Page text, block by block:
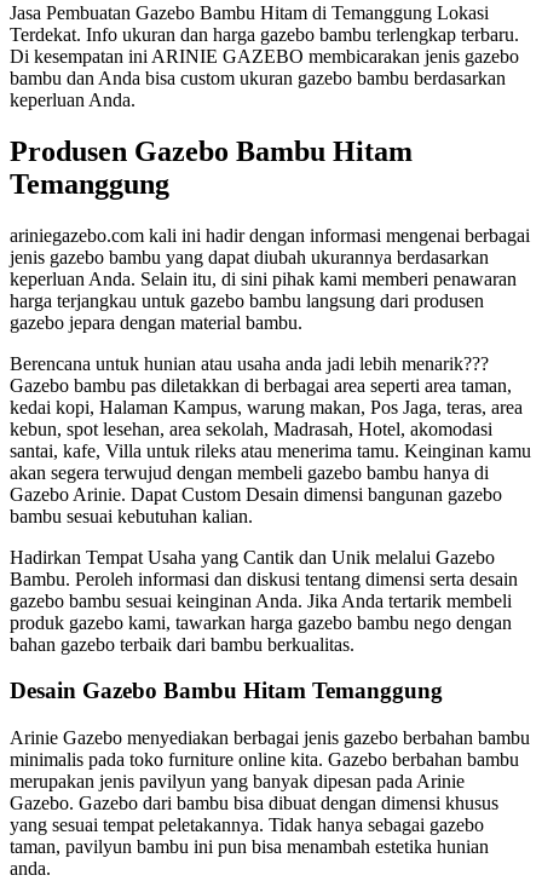
Jasa Pembuatan Gazebo Bambu Hitam di Temanggung Lokasi
Terdekat. Info ukuran dan harga gazebo bambu terlengkap terbaru.
Di kesempatan ini ARINIE GAZEBO membicarakan jenis gazebo
bambu dan Anda bisa custom ukuran gazebo bambu berdasarkan
keperluan Anda.
Produsen Gazebo Bambu Hitam
Temanggung
ariniegazebo.com kali ini hadir dengan informasi mengenai berbagai
jenis gazebo bambu yang dapat diubah ukurannya berdasarkan
keperluan Anda. Selain itu, di sini pihak kami memberi penawaran
harga terjangkau untuk gazebo bambu langsung dari produsen
gazebo jepara dengan material bambu.
Berencana untuk hunian atau usaha anda jadi lebih menarik???
Gazebo bambu pas diletakkan di berbagai area seperti area taman,
kedai kopi, Halaman Kampus, warung makan, Pos Jaga, teras, area
kebun, spot lesehan, area sekolah, Madrasah, Hotel, akomodasi
santai, kafe, Villa untuk rileks atau menerima tamu. Keinginan kamu
akan segera terwujud dengan membeli gazebo bambu hanya di
Gazebo Arinie. Dapat Custom Desain dimensi bangunan gazebo
bambu sesuai kebutuhan kalian.
Hadirkan Tempat Usaha yang Cantik dan Unik melalui Gazebo
Bambu. Peroleh informasi dan diskusi tentang dimensi serta desain
gazebo bambu sesuai keinginan Anda. Jika Anda tertarik membeli
produk gazebo kami, tawarkan harga gazebo bambu nego dengan
bahan gazebo terbaik dari bambu berkualitas.
Desain Gazebo Bambu Hitam Temanggung
Arinie Gazebo menyediakan berbagai jenis gazebo berbahan bambu
minimalis pada toko furniture online kita. Gazebo berbahan bambu
merupakan jenis pavilyun yang banyak dipesan pada Arinie
Gazebo. Gazebo dari bambu bisa dibuat dengan dimensi khusus
yang sesuai tempat peletakannya. Tidak hanya sebagai gazebo
taman, pavilyun bambu ini pun bisa menambah estetika hunian
anda.